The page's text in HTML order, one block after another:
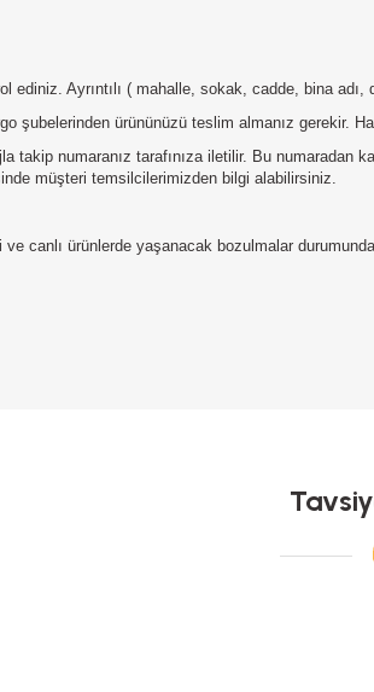
Ayrıntılı ( mahalle, sokak, cadde, bina
şubelerinden ürününüzü teslim almanız gerekir.
takip numaranız tarafınıza iletilir. Bu
müşteri temsilcilerimizden bilgi alabilirsiniz.
canlı ürünlerde yaşanacak bozulmalar